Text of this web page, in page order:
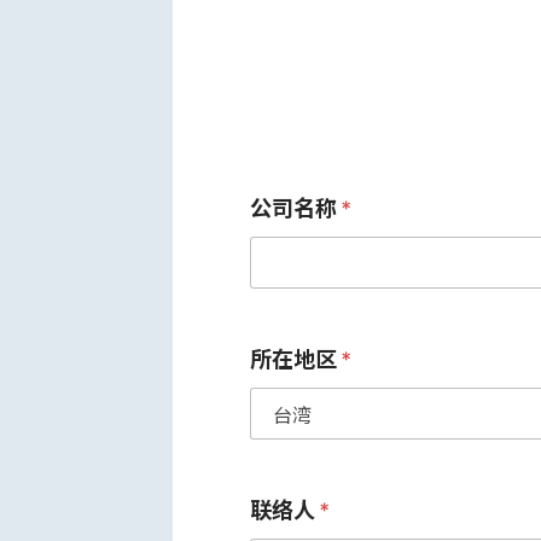
公司名称*
所在地区*
联络人*